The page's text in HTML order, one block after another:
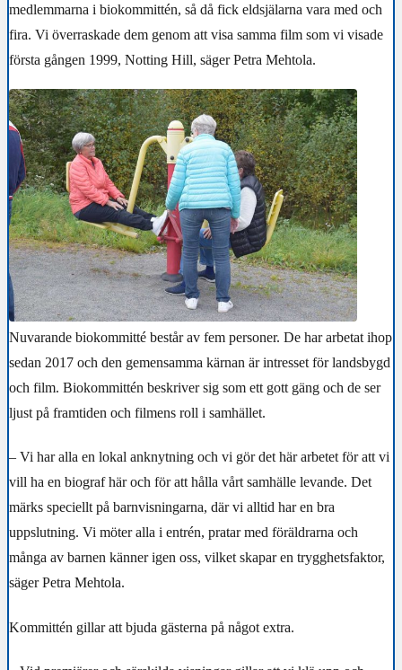
medlemmarna i biokommittén, så då fick eldsjälarna vara med och
fira. Vi överraskade dem genom att visa samma film som vi visade
första gången 1999, Notting Hill, säger Petra Mehtola.
Nuvarande biokommitté består av fem personer. De har arbetat ihop
sedan 2017 och den gemensamma kärnan är intresset för landsbygd
och film. Biokommittén beskriver sig som ett gott gäng och de ser
ljust på framtiden och filmens roll i samhället.
– Vi har alla en lokal anknytning och vi gör det här arbetet för att vi
vill ha en biograf här och för att hålla vårt samhälle levande. Det
märks speciellt på barnvisningarna, där vi alltid har en bra
uppslutning. Vi möter alla i entrén, pratar med föräldrarna och
många av barnen känner igen oss, vilket skapar en trygghetsfaktor,
säger Petra Mehtola.
Kommittén gillar att bjuda gästerna på något extra.